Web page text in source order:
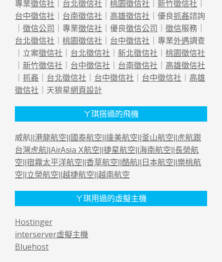
專業徵信社 台北徵信社 桃園徵信社 新竹徵信社
台中徵信社
台南徵信社 高雄徵信社 ｜優良抓姦諮詢
徵信公司 ｜專業徵信社 ｜優良徵信公司 徵信服務｜
台北徵信社
桃園徵信社 台中徵信社 ｜專業外遇調查
｜立案徵信社 台北徵信社 新北徵信社
桃園徵信社
新竹徵信社 台中徵信社 台南徵信社
高雄徵信社
抓姦 台北徵信社 台中徵信社 台中徵信社
高雄
徵信社 ｜天狼星網頁設計
ㄚ琪搭過的飛機
威航|| 港龍航空 國泰航空 達美航空 釜山航空
虎航跟
台灣虎航 AirAsia X航空 捷星航空 海南航空 長榮航
空 宿霧太平洋航空 香草航空 酷航 日本航空 樂桃航
空 立榮航空 越捷航空 越南航空
ㄚ琪用過的虛擬主機
Hostinger
interserver虛擬主機
Bluehost